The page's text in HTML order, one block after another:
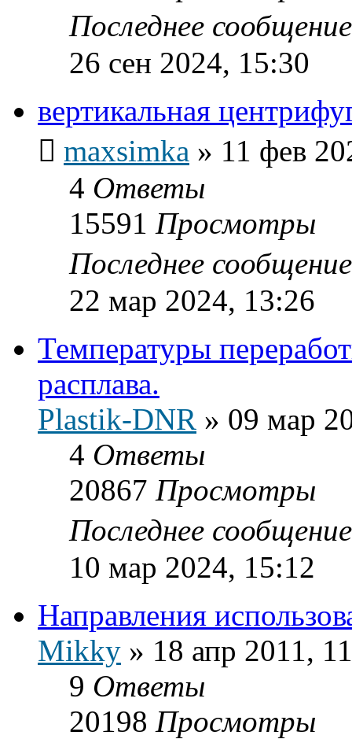
Последнее
26 сен 2024, 15:30
вертикальная
maxsimka » 11 фев
4 Ответы
15591 Просмотры
Последнее
22 мар 2024, 13:26
Температуры
расплава.
Plastik-DNR » 09 мар
4 Ответы
20867 Просмотры
Последнее
10 мар 2024, 15:12
Направления
Mikky » 18 апр 2011,
9 Ответы
20198 Просмотры